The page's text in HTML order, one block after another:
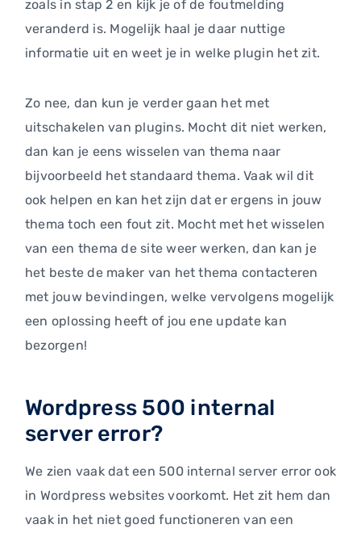
zoals in stap 2 en kijk je of de foutmelding
veranderd is. Mogelijk haal je daar nuttige
informatie uit en weet je in welke plugin het zit.
Zo nee, dan kun je verder gaan het met
uitschakelen van plugins. Mocht dit niet werken,
dan kan je eens wisselen van thema naar
bijvoorbeeld het standaard thema. Vaak wil dit
ook helpen en kan het zijn dat er ergens in jouw
thema toch een fout zit. Mocht met het wisselen
van een thema de site weer werken, dan kan je
het beste de maker van het thema contacteren
met jouw bevindingen, welke vervolgens mogelijk
een oplossing heeft of jou ene update kan
bezorgen!
Wordpress 500 internal
server error?
We zien vaak dat een 500 internal server error ook
in Wordpress websites voorkomt. Het zit hem dan
vaak in het niet goed functioneren van een